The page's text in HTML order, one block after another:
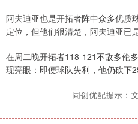
阿夫迪亚也是开拓者阵中众多优质
定位，但他们很清楚，阿夫迪亚已
在周二晚开拓者118-121不敌多伦
现亮眼：即便球队失利，他仍砍下
同创优配提示：